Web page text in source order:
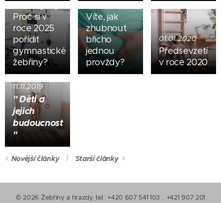
Proč si v
roce 2025
pořídit
gymnastické
žebřiny?
Víte, jak
zhubnout
břicho
jednou
provždy?
01.01.2020
Předsevzetí
v roce 2020
11.11.2019
" Děti a
jejich
budoucnost
"
Novější články Starší články
© 2026 Žebřiny a hrazdy, tel.: +420 607 541 103 , +421 907 201